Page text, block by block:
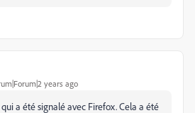
years ago
a été signalé avec Firefox. Cela a été